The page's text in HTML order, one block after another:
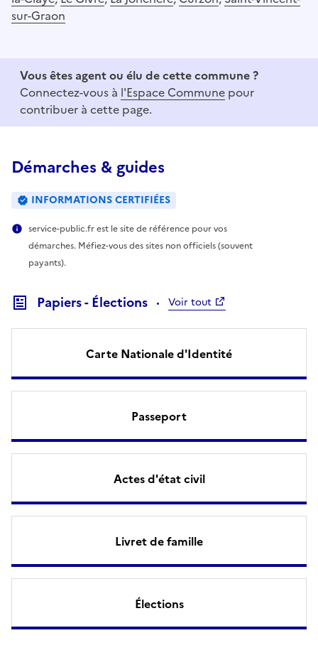
sur-Graon
Vous êtes agent ou élu de cette commune ?
Connectez-vous à l'Espace Commune pour
contribuer à cette page.
Démarches & guides
INFORMATIONS CERTIFIÉES
service-public.fr est le site de référence pour vos
démarches. Méfiez-vous des sites non officiels (souvent
payants).
Papiers - Élections Voir tout
Carte Nationale d'Identité
Passeport
Actes d'état civil
Livret de famille
Élections